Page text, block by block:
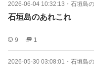
2026-06-04 10:32:13 ・ 石垣島
石垣島のあれこれ
9 1
2026-05-30 03:08:01 ・ 石垣島